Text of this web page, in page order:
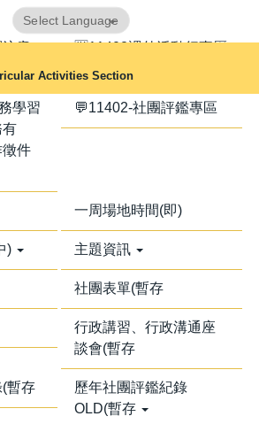
Activities Section
Translate
注意
🈺11402課外活動行事曆
學習
有
件
💬11402-社團評鑑專區
一周場地時間(即)
) 主題資訊
社團表單(暫存
行政講習、行政溝通座
談會(暫存
暫存
歷年社團評鑑紀錄
OLD(暫存